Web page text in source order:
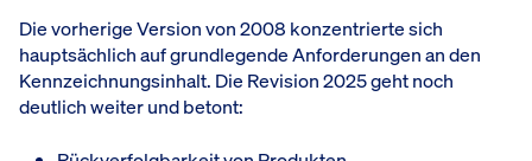
Die vorherige Version von 2008 konzentrierte sich
hauptsächlich auf grundlegende Anforderungen an den
Kennzeichnungsinhalt. Die Revision 2025 geht noch
deutlich weiter und betont: